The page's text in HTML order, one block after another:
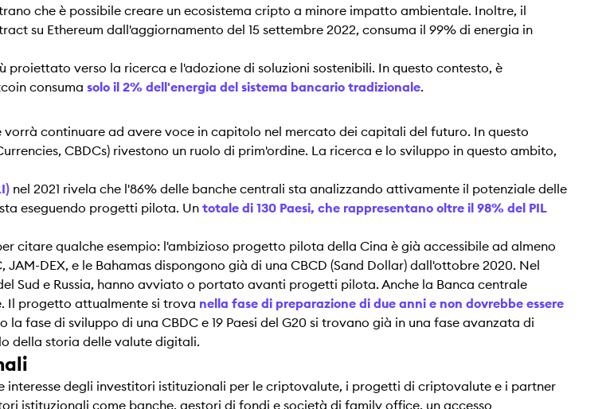
che è possibile creare un ecosistema cripto a minore impatto ambientale. Inoltre, il
su Ethereum dall'aggiornamento del 15 settembre 2022, consuma il 99% di energia in
verso la ricerca e l'adozione di soluzioni sostenibili. In questo contesto, è
consuma solo il 2% dell'energia del sistema bancario tradizionale.
continuare ad avere voce in capitolo nel mercato dei capitali del futuro. In questo
CBDCs) rivestono un ruolo di prim'ordine. La ricerca e lo sviluppo in questo ambito,
nel 2021 rivela che l'86% delle banche centrali sta analizzando attivamente il potenziale delle
eseguendo progetti pilota. Un totale di 130 Paesi, che rappresentano oltre il 98% del PIL
citare qualche esempio: l'ambizioso progetto pilota della Cina è già accessibile ad almeno
DEX, e le Bahamas dispongono già di una CBCD (Sand Dollar) dall'ottobre 2020. Nel
Sud e Russia, hanno avviato o portato avanti progetti pilota. Anche la Banca centrale
Il progetto attualmente si trova nella fase di preparazione di due anni e non dovrebbe essere
fase di sviluppo di una CBDC e 19 Paesi del G20 si trovano già in una fase avanzata di
della storia delle valute digitali.
degli investitori istituzionali per le criptovalute, i progetti di criptovalute e i partner
istituzionali come banche, gestori di fondi e società di family office, un accesso